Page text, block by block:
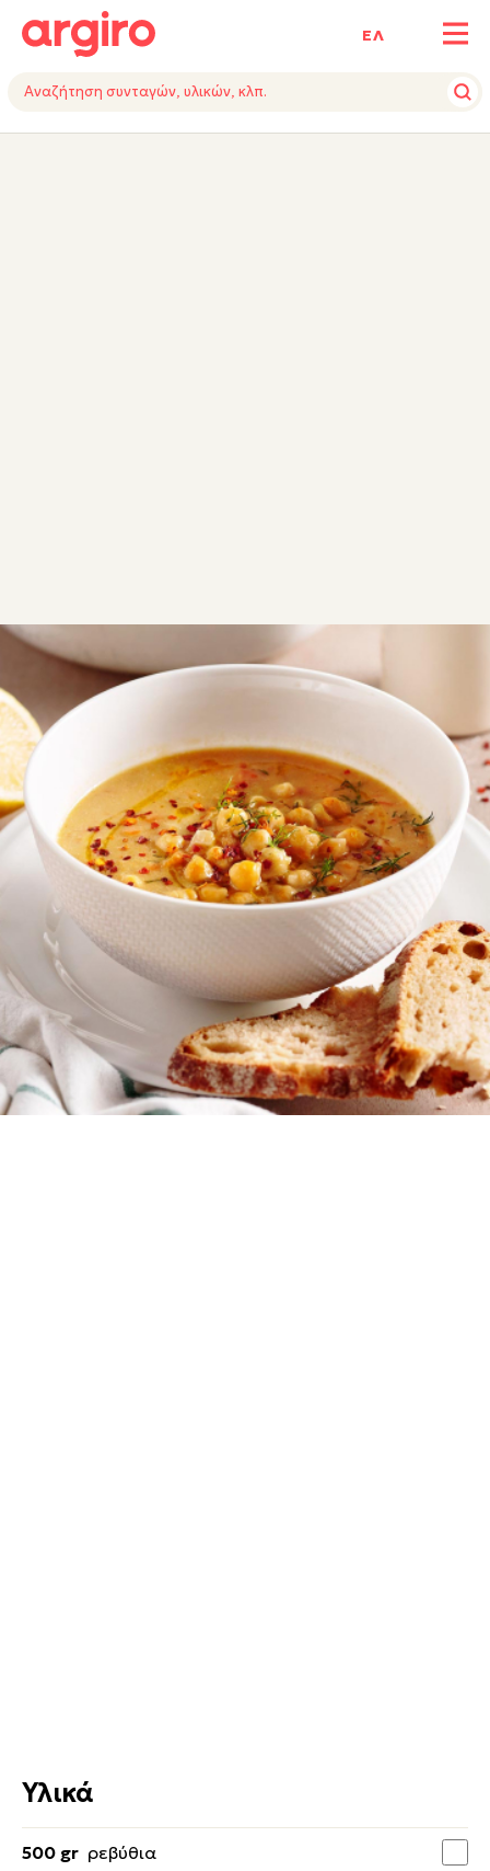
ΕΛ
ΥΛΙΚΑVIDEOΕΚΤΕΛΕΣΗTIPSΕΞΟΠΛΙΣΜΟΣ
ΣΥΝΤΑΓΕΣ ΑΛΜΥΡΑ ΟΣΠΡΙΑ
Ρεβύθια σούπα
Η καλύτερη συνταγή για λεμονάτα ρεβύθια σούπα.
Όλα τα μυστικά για το σωστό μούλιασμα και
βράσιμο, ώστε να έχετε τα πιο νόστιμα, χυλωμένα και
τέλεια βρασμένα ρεβύθια.
VG
Εύκολη 1:15
5 15 λεπτά 1 ώρα
Υλικά
500 gr ρεβύθια